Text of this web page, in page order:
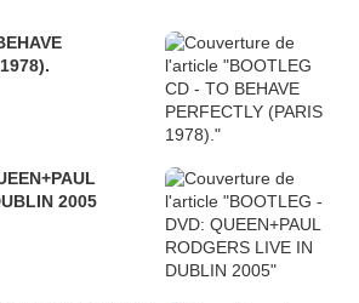
2005